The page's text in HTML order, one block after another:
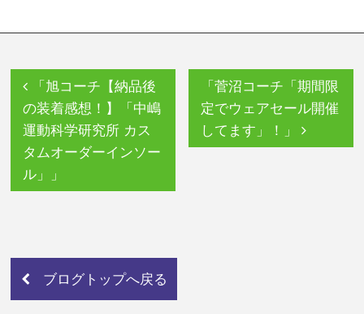
「菅沼コーチ「期間限
定でウェアセール開催
してます」！」
「旭コーチ【納品後
の装着感想！】「中嶋
運動科学研究所 カス
タムオーダーインソー
ル」」
ブログトップへ戻る